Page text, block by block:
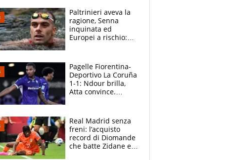
Paltrinieri aveva la
ragione, Senna
inquinata ed
Europei a rischio:
adesso
Pagelle Fiorentina-
Deportivo La Coruña
1-1: Ndour brilla,
Atta convince.
Real Madrid senza
freni: l’acquisto
record di Diomande
che batte Zidane e